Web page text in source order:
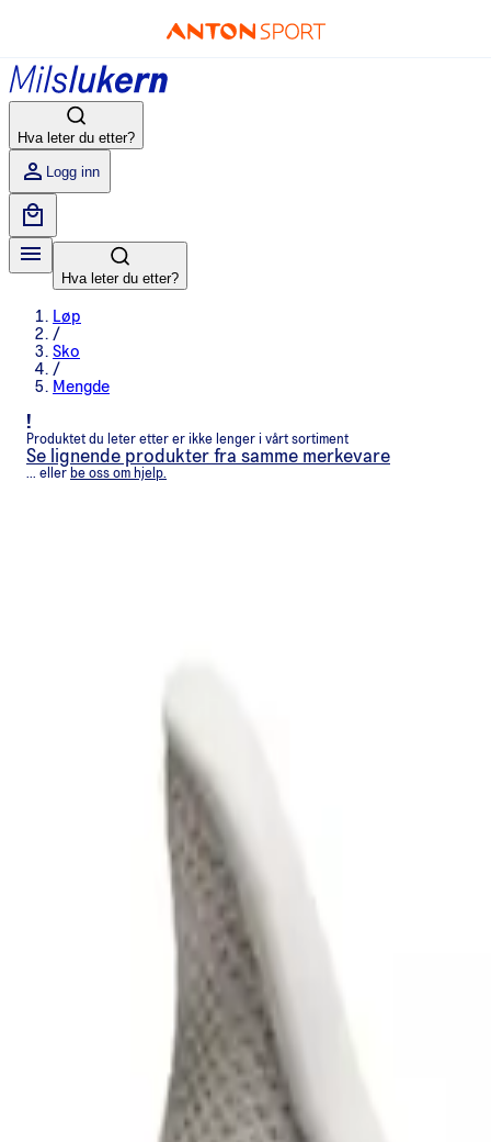
Hva leter du etter?
Logg inn
Hva leter du etter?
Løp
/
Sko
/
Mengde
!
Produktet du leter etter er ikke lenger i vårt sortiment
Se lignende produkter fra samme merkevare
... eller be oss om hjelp.